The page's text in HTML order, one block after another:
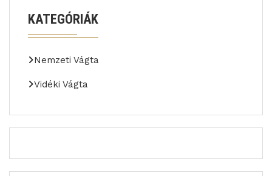
KATEGÓRIÁK
Nemzeti Vágta
Vidéki Vágta